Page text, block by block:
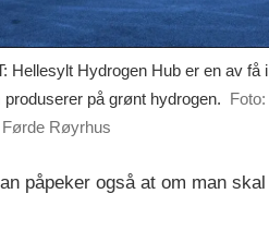
Hellesylt Hydrogen Hub er en av få i
på grønt hydrogen. Foto:
Røyrhus
påpeker også at om man skal